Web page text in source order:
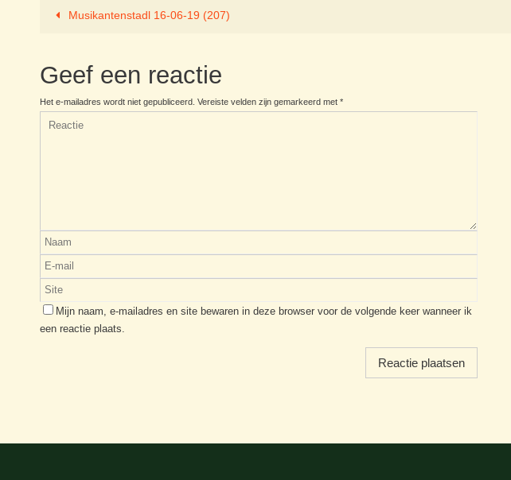
Musikantenstadl 16-06-19 (207)
Geef een reactie
Het e-mailadres wordt niet gepubliceerd. Vereiste velden zijn gemarkeerd met *
Mijn naam, e-mailadres en site bewaren in deze browser voor de volgende keer wanneer ik
een reactie plaats.